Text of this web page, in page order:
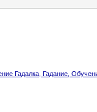
Гадалка, Гадание,